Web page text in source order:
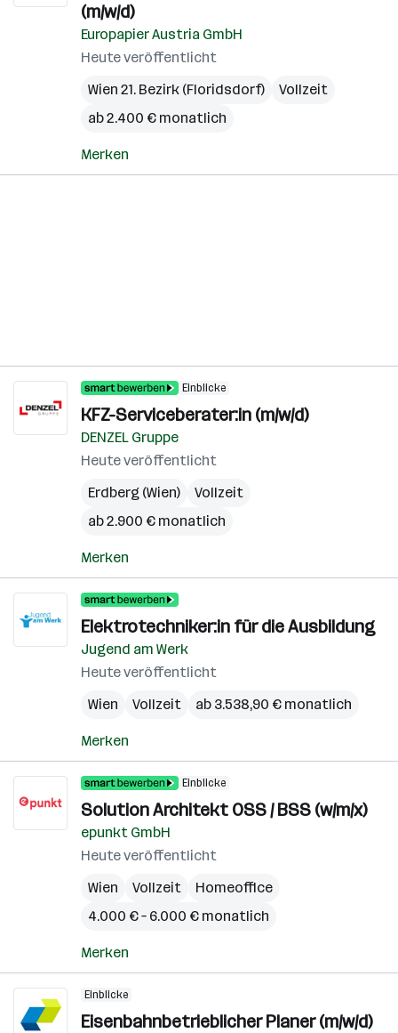
(m/w/d)
Europapier Austria GmbH
Heute veröffentlicht
Wien 21. Bezirk (Floridsdorf)
Vollzeit
ab 2.400 € monatlich
Merken
Einblicke
KFZ-Serviceberater:in (m/w/d)
DENZEL Gruppe
Heute veröffentlicht
Erdberg (Wien)
Vollzeit
ab 2.900 € monatlich
Merken
Elektrotechniker:in für die Ausbildung
Jugend am Werk
Heute veröffentlicht
Wien
Vollzeit ab 3.538,90 € monatlich
Merken
Einblicke
Solution Architekt OSS / BSS (w/m/x)
epunkt GmbH
Heute veröffentlicht
Wien
Vollzeit
Homeoffice
4.000 € – 6.000 € monatlich
Merken
Einblicke
Eisenbahnbetrieblicher Planer (m/w/d)